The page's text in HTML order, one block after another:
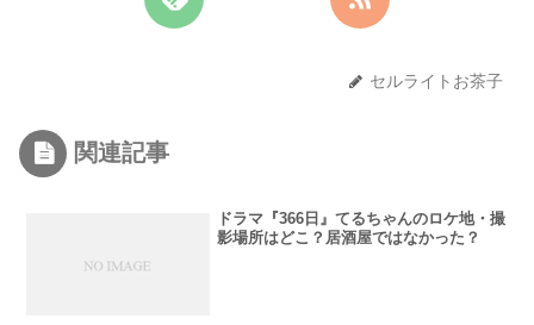
セルライトお茶子
関連記事
ドラマ『366日』てるちゃんのロケ地・撮
影場所はどこ？居酒屋ではなかった？